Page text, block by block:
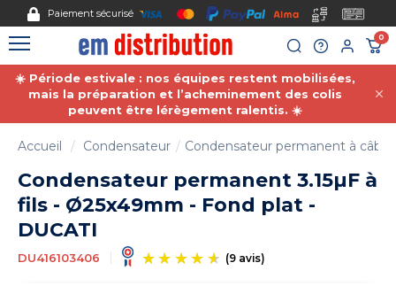
Paiement sécurisé
0
☀️ Période estivale : nos équipes restent mobilisées,
mais la préparation et l’acheminement des colis
peuvent être lérègement ralentis. ☀️
Accueil Condensateur Condensateur permanent à
Condensateur permanent 3.15µF à
fils - Ø25x49mm - Fond plat -
DUCATI
DU416103406
Gestion des cookies